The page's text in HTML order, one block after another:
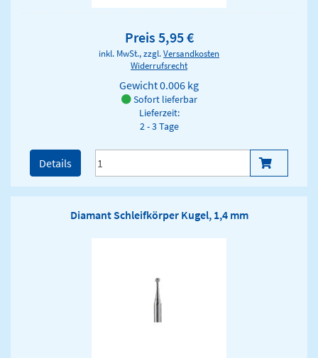
Preis 5,95 €
inkl. MwSt., zzgl.Versandkosten
Widerrufsrecht
Gewicht0.006 kg
Sofort lieferbar
Lieferzeit:
2 - 3 Tage
Details
Diamant Schleifkörper Kugel, 1,4 mm